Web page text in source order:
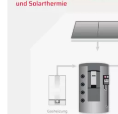
Ook interessant?